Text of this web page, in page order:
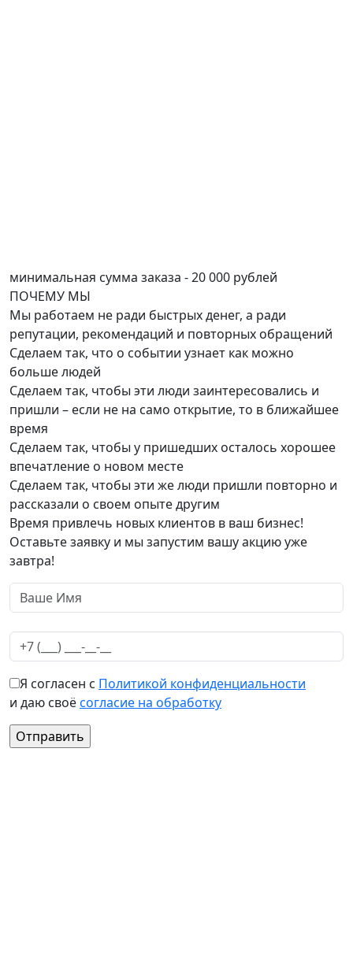
минимальная сумма заказа - 20 000 рублей
ПОЧЕМУ МЫ
Мы работаем не ради быстрых денег, а ради
репутации, рекомендаций и повторных обращений
Сделаем так, что о событии узнает как можно
больше людей
Сделаем так, чтобы эти люди заинтересовались и
пришли – если не на само открытие, то в ближайшее
время
Сделаем так, чтобы у пришедших осталось хорошее
впечатление о новом месте
Сделаем так, чтобы эти же люди пришли повторно и
рассказали о своем опыте другим
Время привлечь новых клиентов в ваш бизнес!
Оставьте заявку и мы запустим вашу акцию уже
завтра!
Я согласен с Политикой конфиденциальности
и даю своёсогласие на обработку